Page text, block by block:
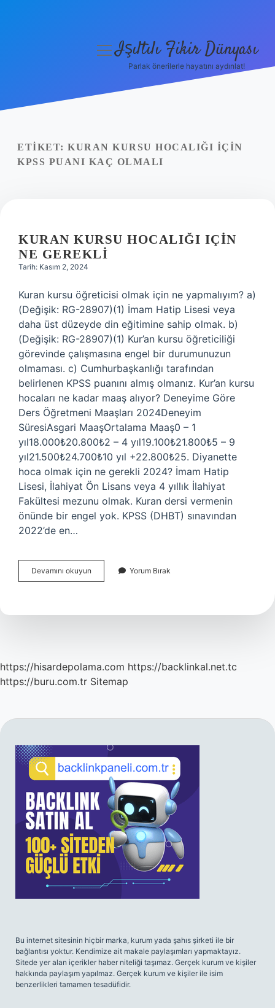
Yasal Uyarı
menüyüIşıltılı Fikir Dünyası
Parlak önerilerle hayatını aydınlat!
ETIKET: KURAN KURSU HOCALIĞI IÇIN
KPSS PUANI KAÇ OLMALI
KURAN KURSU HOCALIĞI IÇIN
NE GEREKLI
Tarih: Kasım 2, 2024
Kuran kursu öğreticisi olmak için ne yapmalıyım? a)
(Değişik: RG-28907)(1) İmam Hatip Lisesi veya
daha üst düzeyde din eğitimine sahip olmak. b)
(Değişik: RG-28907)(1) Kur’an kursu öğreticiliği
görevinde çalışmasına engel bir durumunuzun
olmaması. c) Cumhurbaşkanlığı tarafından
belirlenen KPSS puanını almış olmanız. Kur’an kursu
hocaları ne kadar maaş alıyor? Deneyime Göre
Ders Öğretmeni Maaşları 2024Deneyim
SüresiAsgari MaaşOrtalama Maaş0 – 1
yıl18.000₺20.800₺2 – 4 yıl19.100₺21.800₺5 – 9
yıl21.500₺24.700₺10 yıl +22.800₺25. Diyanette
hoca olmak için ne gerekli 2024? İmam Hatip
Lisesi, İlahiyat Ön Lisans veya 4 yıllık İlahiyat
Fakültesi mezunu olmak. Kuran dersi vermenin
önünde bir engel yok. KPSS (DHBT) sınavından
2022’de en…
Devamını okuyun
Kursu
Ne
Yorum Bırak
https://hisardepolama.com https://backlinkal.net.tc
https://buru.com.tr Sitemap
SIDEBAR
Bu internet sitesinin hiçbir marka, kurum yada şahıs şirketi ile bir
bağlantısı yoktur. Kendimize ait makale paylaşımları yapmaktayız.
Sitede yer alan içerikler haber niteliği taşımaz. Gerçek kurum ve kişiler
hakkında paylaşım yapılmaz. Gerçek kurum ve kişiler ile isim
benzerlikleri tamamen tesadüfidir.